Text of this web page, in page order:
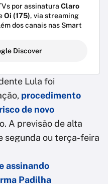
por assinatura Claro
Oi (175), via streaming
dos canais nas Smart
Discover
Lula foi
procedimento
de novo
A previsão de alta
segunda ou terça-feira
assinando
Padilha